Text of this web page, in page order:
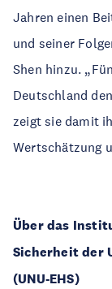
Jahren einen
und seiner
Shen hinzu.
Deutschland
zeigt sie damit
Wertschätzung
Über das
Sicherheit der
(UNU-EHS)